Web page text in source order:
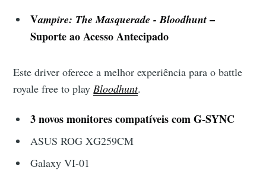
Vampire: The Masquerade - Bloodhunt–
Suporte ao Acesso Antecipado
Este driver oferece a melhor experiência para o battle
royale free to playBloodhunt.
3 novos monitores compatíveis com G-SYNC
ASUS ROG XG259CM
Galaxy VI-01